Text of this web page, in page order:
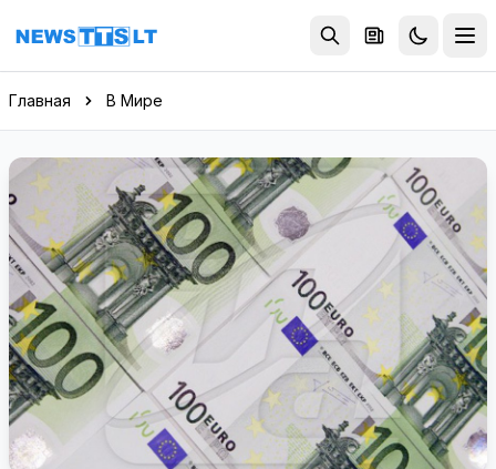
Перейти к содержимому
Главная В Мире